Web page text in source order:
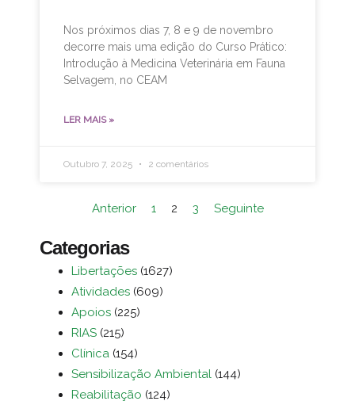
Nos próximos dias 7, 8 e 9 de novembro
decorre mais uma edição do Curso Prático:
Introdução à Medicina Veterinária em Fauna
Selvagem, no CEAM
LER MAIS »
Outubro 7, 2025 2 comentários
Anterior 1 2 3 Seguinte
Categorias
Libertações (1627)
Atividades (609)
Apoios (225)
RIAS (215)
Clínica (154)
Sensibilização Ambiental (144)
Reabilitação (124)